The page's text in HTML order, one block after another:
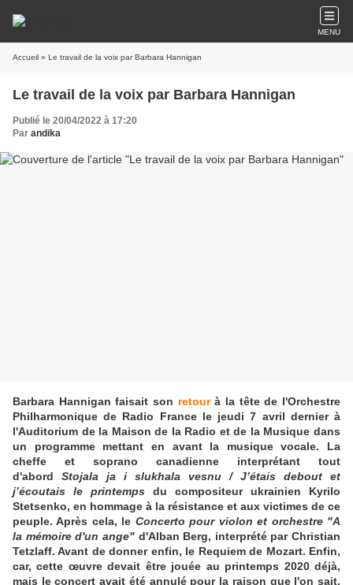
MENU
Accueil » Le travail de la voix par Barbara Hannigan
Le travail de la voix par Barbara Hannigan
Publié le 20/04/2022 à 17:20
Par andika
Barbara Hannigan faisait son retourà la tête de l'Orchestre
Philharmonique de Radio France le jeudi 7 avril dernier à
l'Auditorium de la Maison de la Radio et de la Musique dans
un programme mettant en avant la musique vocale. La
cheffe et soprano canadienne interprétant tout
d'abord Stojala ja i slukhala vesnu / J’étais debout et
j’écoutais le printemps du compositeur ukrainien Kyrilo
Stetsenko, en hommage à la résistance et aux victimes de ce
peuple. Après cela, le Concerto pour violon et orchestre "A
la mémoire d'un ange"d'Alban Berg, interprété par Christian
Tetzlaff. Avant de donner enfin, le Requiem de Mozart. Enfin,
car, cette œuvre devait être jouée au printemps 2020 déjà,
mais le concert avait été annulé pour la raison que l'on sait.